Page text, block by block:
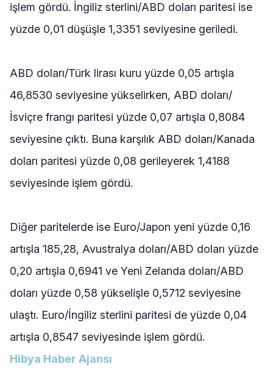
işlem gördü. İngiliz sterlini/ABD doları paritesi ise
yüzde 0,01 düşüşle 1,3351 seviyesine geriledi.
ABD doları/Türk lirası kuru yüzde 0,05 artışla
46,8530 seviyesine yükselirken, ABD doları/
İsviçre frangı paritesi yüzde 0,07 artışla 0,8084
seviyesine çıktı. Buna karşılık ABD doları/Kanada
doları paritesi yüzde 0,08 gerileyerek 1,4188
seviyesinde işlem gördü.
Diğer paritelerde ise Euro/Japon yeni yüzde 0,16
artışla 185,28, Avustralya doları/ABD doları yüzde
0,20 artışla 0,6941 ve Yeni Zelanda doları/ABD
doları yüzde 0,58 yükselişle 0,5712 seviyesine
ulaştı. Euro/İngiliz sterlini paritesi de yüzde 0,04
artışla 0,8547 seviyesinde işlem gördü.
Hibya Haber Ajansı